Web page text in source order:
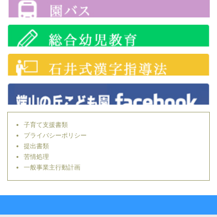
子育て支援書類
プライバシーポリシー
提出書類
苦情処理
一般事業主行動計画